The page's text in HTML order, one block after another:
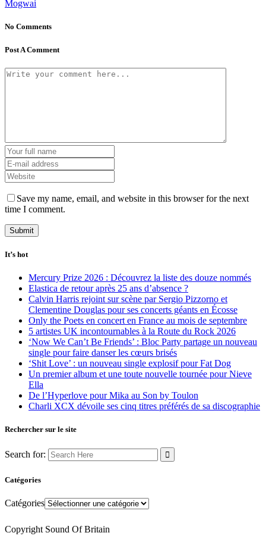
Mogwai
No Comments
Post A Comment
Save my name, email, and website in this browser for the next
time I comment.
It’s hot
Mercury Prize 2026 : Découvrez la liste des douze nommés
Elastica de retour après 25 ans d’absence ?
Calvin Harris rejoint sur scène par Sergio Pizzorno et
Clementine Douglas pour ses concerts géants en Écosse
Only the Poets en concert en France au mois de septembre
5 artistes UK incontournables à la Route du Rock 2026
‘Now We Can’t Be Friends’ : Bloc Party partage un nouveau
single pour faire danser les cœurs brisés
‘Shit Love’ : un nouveau single explosif pour Fat Dog
Un premier album et une toute nouvelle tournée pour Nieve
Ella
De l’Hyperlove pour Mika au Son by Toulon
Charli XCX dévoile ses cinq titres préférés de sa discographie
Rechercher sur le site
Search for:
Catégories
Catégories
Copyright Sound Of Britain